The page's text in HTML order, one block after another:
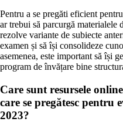
Pentru a se pregăti eficient
ar trebui să parcurgă materialele
rezolve variante de subiecte
examen și să își consolideze
asemenea, este important să își
program de învățare bine
Care sunt resursele
care se pregătesc pentru
2023?